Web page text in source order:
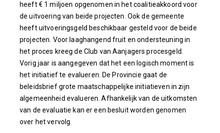
heeft € 1 miljoen opgenomen in het coalitieakkoord voor
de uitvoering van beide projecten. Ook de gemeente
heeft uitvoeringsgeld beschikbaar gesteld voor de beide
projecten. Voor laaghangend fruit en ondersteuning in
het proces kreeg de Club van Aanjagers procesgeld.
Vorig jaar is aangegeven dat het een logisch moment is
het initiatief te evalueren. De Provincie gaat de
beleidsbrief grote maatschappelijke initiatieven in zijn
algemeenheid evalueren. Afhankelijk van de uitkomsten
van de evaluatie kan er een besluit worden genomen
over het vervolg.